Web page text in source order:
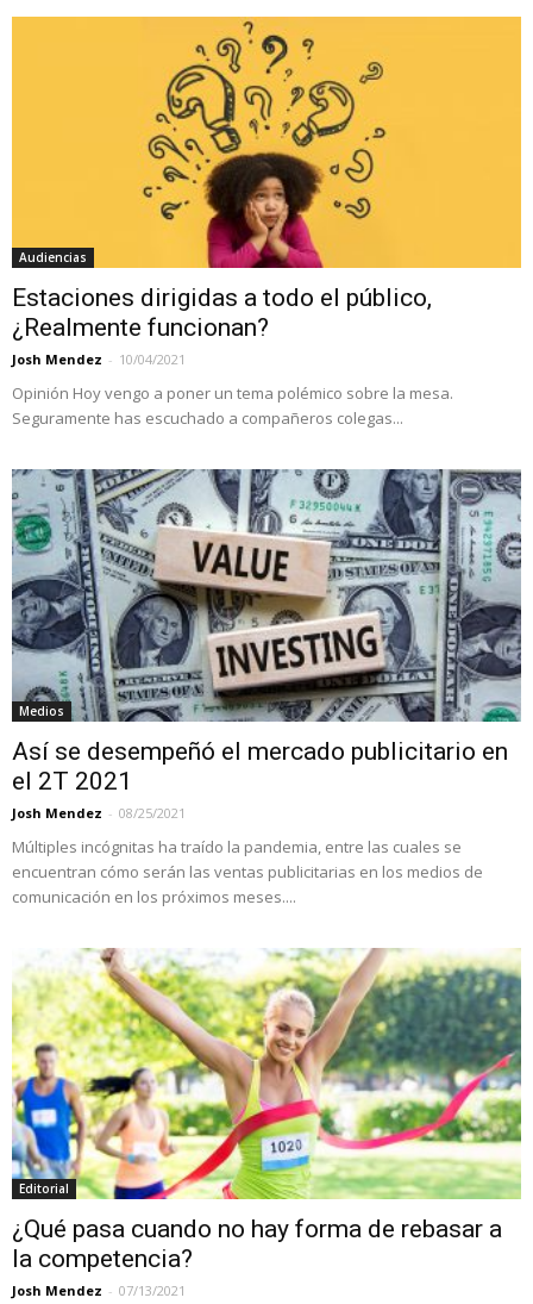
Audiencias
Estaciones dirigidas a todo el público,
¿Realmente funcionan?
Josh Mendez - 10/04/2021
Opinión Hoy vengo a poner un tema polémico sobre la mesa.
Seguramente has escuchado a compañeros colegas...
Medios
Así se desempeñó el mercado publicitario en
el 2T 2021
Josh Mendez - 08/25/2021
Múltiples incógnitas ha traído la pandemia, entre las cuales se
encuentran cómo serán las ventas publicitarias en los medios de
comunicación en los próximos meses....
Editorial
¿Qué pasa cuando no hay forma de rebasar a
la competencia?
Josh Mendez - 07/13/2021